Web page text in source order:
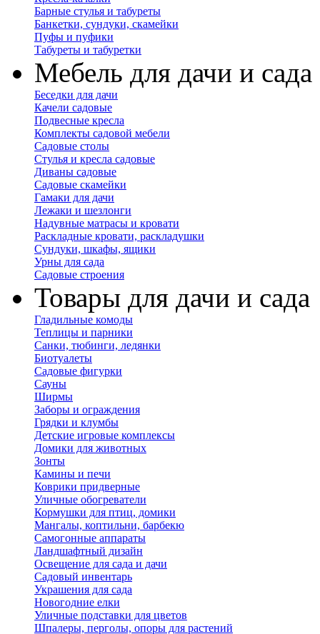
Барные стулья и табуреты
Банкетки, сундуки, скамейки
Пуфы и пуфики
Табуреты и табуретки
Мебель для дачи и сада
Беседки для дачи
Качели садовые
Подвесные кресла
Комплекты садовой мебели
Садовые столы
Стулья и кресла садовые
Диваны садовые
Садовые скамейки
Гамаки для дачи
Лежаки и шезлонги
Надувные матрасы и кровати
Раскладные кровати, раскладушки
Сундуки, шкафы, ящики
Урны для сада
Садовые строения
Товары для дачи и сада
Гладильные комоды
Теплицы и парники
Санки, тюбинги, ледянки
Биотуалеты
Садовые фигурки
Сауны
Ширмы
Заборы и ограждения
Грядки и клумбы
Детские игровые комплексы
Домики для животных
Зонты
Камины и печи
Коврики придверные
Уличные обогреватели
Кормушки для птиц, домики
Мангалы, коптильни, барбекю
Самогонные аппараты
Ландшафтный дизайн
Освещение для сада и дачи
Садовый инвентарь
Украшения для сада
Новогодние елки
Уличные подставки для цветов
Шпалеры, перголы, опоры для растений